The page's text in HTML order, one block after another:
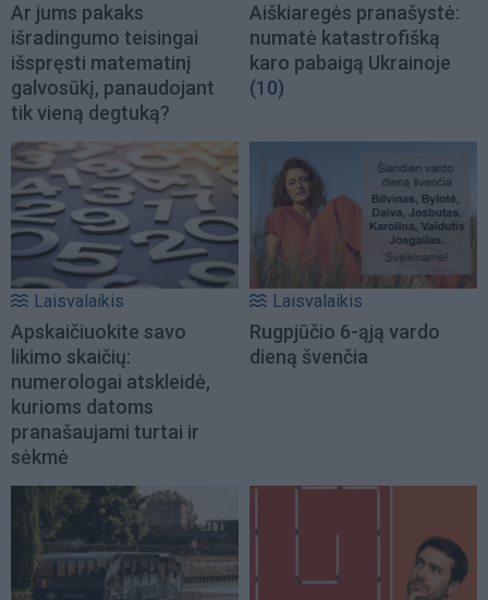
Ar jums pakaks
išradingumo teisingai
išspręsti matematinį
galvosūkį, panaudojant
tik vieną degtuką?
Aiškiaregės pranašystė:
numatė katastrofišką
karo pabaigą Ukrainoje
(10)
Laisvalaikis
Apskaičiuokite savo
likimo skaičių:
numerologai atskleidė,
kurioms datoms
pranašaujami turtai ir
sėkmė
Laisvalaikis
Rugpjūčio 6-ąją vardo
dieną švenčia